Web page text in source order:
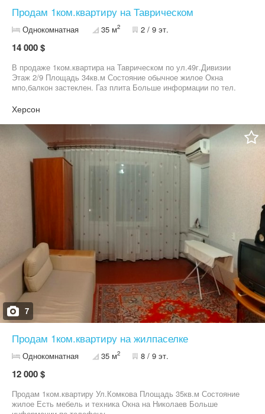
Продам 1ком.квартиру на Таврическом
Однокомнатная 35 м2 2 / 9 эт.
14 000 $
В продаже 1ком.квартира на Таврическом по ул.49г.Дивизии
Этаж 2/9 Площадь 34кв.м Состояние обычное жилое Окна
мпо,балкон застеклен. Газ плита Больше информации по тел.
Херсон
7
Продам 1ком.квартиру на жилпаселке
Однокомнатная 35 м2 8 / 9 эт.
12 000 $
Продам 1ком.квартиру Ул.Комкова Площадь 35кв.м Состояние
жилое Есть мебель и техника Окна на Николаев Больше